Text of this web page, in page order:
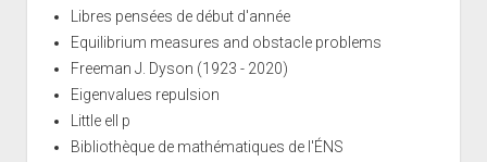
Libres pensées de début d'année
Equilibrium measures and obstacle problems
Freeman J. Dyson (1923 - 2020)
Eigenvalues repulsion
Little ell p
Bibliothèque de mathématiques de l'ÉNS